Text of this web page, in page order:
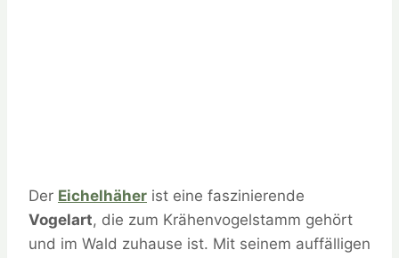
Der Eichelhäher ist eine faszinierende
Vogelart, die zum Krähenvogelstamm gehört
und im Wald zuhause ist. Mit seinem auffälligen